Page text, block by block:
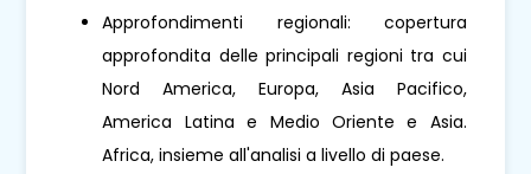
Approfondimenti regionali: copertura
approfondita delle principali regioni tra cui
Nord America, Europa, Asia Pacifico,
America Latina e Medio Oriente e Asia.
Africa, insieme all'analisi a livello di paese.